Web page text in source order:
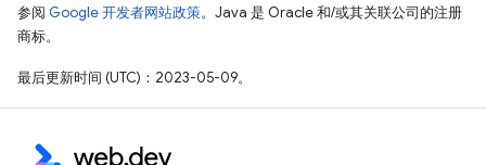
参阅 Google 开发者网站政策。Java 是 Oracle 和/或其关联公司的注册
商标。
最后更新时间 (UTC)：2023-05-09。